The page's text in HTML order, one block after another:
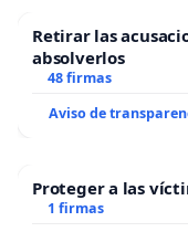
Retirar las
absolverlos
48 firmas
Aviso de
Proteger a las
1 firmas